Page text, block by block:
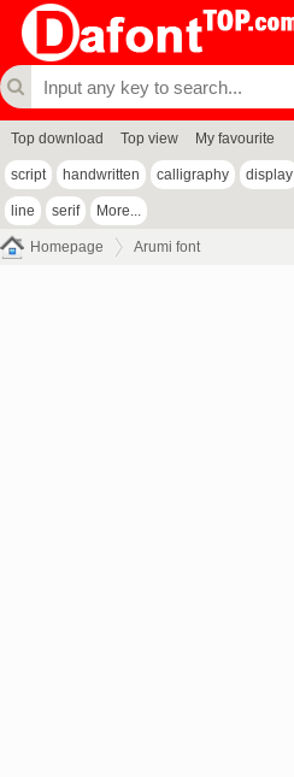
Top download Top view My favourite
script handwritten calligraphy display
line serif More...
Homepage Arumi font